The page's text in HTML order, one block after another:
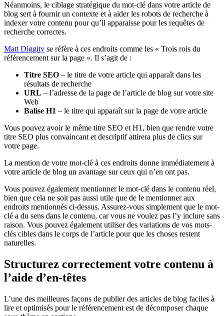
Néanmoins, le ciblage stratégique du mot-clé dans votre article de
blog sert à fournir un contexte et à aider les robots de recherche à
indexer votre contenu pour qu’il apparaisse pour les requêtes de
recherche correctes.
Matt Diggity se réfère à ces endroits comme les « Trois rois du
référencement sur la page ». Il s’agit de :
Titre SEO – le titre de votre article qui apparaît dans les
résultats de recherche
URL – l’adresse de la page de l’article de blog sur votre site
Web
Balise H1 – le titre qui apparaît sur la page de votre article
Vous pouvez avoir le même titre SEO et H1, bien que rendre votre
titre SEO plus convaincant et descriptif attirera plus de clics sur
votre page.
La mention de votre mot-clé à ces endroits donne immédiatement à
votre article de blog un avantage sur ceux qui n’en ont pas.
Vous pouvez également mentionner le mot-clé dans le contenu réel,
bien que cela ne soit pas aussi utile que de le mentionner aux
endroits mentionnés ci-dessus. Assurez-vous simplement que le mot-
clé a du sens dans le contenu, car vous ne voulez pas l’y inclure sans
raison. Vous pouvez également utiliser des variations de vos mots-
clés cibles dans le corps de l’article pour que les choses restent
naturelles.
Structurez correctement votre contenu à
l’aide d’en-têtes
L’une des meilleures façons de publier des articles de blog faciles à
lire et optimisés pour le référencement est de décomposer chaque